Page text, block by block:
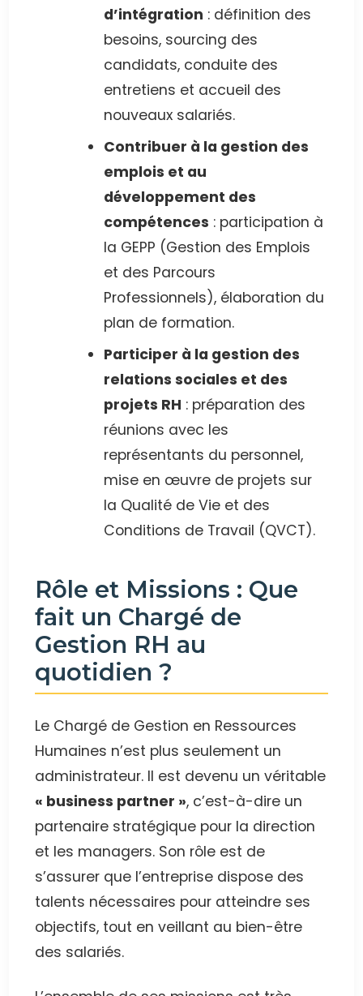
d’intégration : définition des
besoins, sourcing des
candidats, conduite des
entretiens et accueil des
nouveaux salariés.
Contribuer à la gestion des
emplois et au
développement des
compétences : participation à
la GEPP (Gestion des Emplois
et des Parcours
Professionnels), élaboration du
plan de formation.
Participer à la gestion des
relations sociales et des
projets RH : préparation des
réunions avec les
représentants du personnel,
mise en œuvre de projets sur
la Qualité de Vie et des
Conditions de Travail (QVCT).
Rôle et Missions : Que
fait un Chargé de
Gestion RH au
quotidien ?
Le Chargé de Gestion en Ressources
Humaines n’est plus seulement un
administrateur. Il est devenu un véritable
« business partner », c’est-à-dire un
partenaire stratégique pour la direction
et les managers. Son rôle est de
s’assurer que l’entreprise dispose des
talents nécessaires pour atteindre ses
objectifs, tout en veillant au bien-être
des salariés.